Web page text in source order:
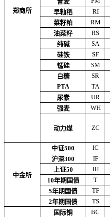
郑商所
早籼稻
RI
菜籽粕
RM
油菜籽
RS
纯碱
SA
硅铁
SF
锰硅
SM
白糖
SR
PTA
TA
尿素
UR
强麦
WH
动力煤 ZC
中金所
中证500 IC
沪深300
IF
上证50
IH
10年期国债
T
5年期国债
TF
2年期国债
TS
国际铜 BC